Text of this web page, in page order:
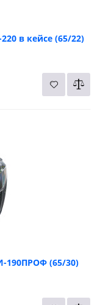
в кейсе (65/22)
190ПРОФ (65/30)